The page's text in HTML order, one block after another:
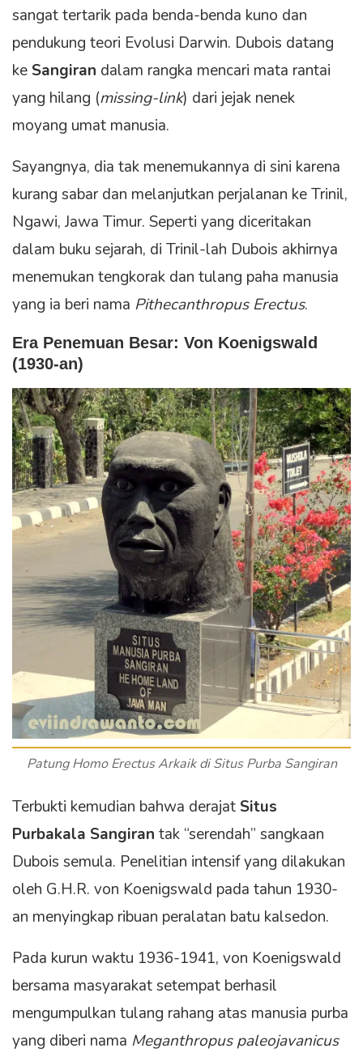
sangat tertarik pada benda-benda kuno dan
pendukung teori Evolusi Darwin. Dubois datang
ke Sangiran dalam rangka mencari mata rantai
yang hilang (missing-link) dari jejak nenek
moyang umat manusia.
Sayangnya, dia tak menemukannya di sini karena
kurang sabar dan melanjutkan perjalanan ke Trinil,
Ngawi, Jawa Timur. Seperti yang diceritakan
dalam buku sejarah, di Trinil-lah Dubois akhirnya
menemukan tengkorak dan tulang paha manusia
yang ia beri nama Pithecanthropus Erectus.
Era Penemuan Besar: Von Koenigswald
(1930-an)
Patung Homo Erectus Arkaik di Situs Purba Sangiran
Terbukti kemudian bahwa derajat Situs
Purbakala Sangiran tak “serendah” sangkaan
Dubois semula. Penelitian intensif yang dilakukan
oleh G.H.R. von Koenigswald pada tahun 1930-
an menyingkap ribuan peralatan batu kalsedon.
Pada kurun waktu 1936-1941, von Koenigswald
bersama masyarakat setempat berhasil
mengumpulkan tulang rahang atas manusia purba
yang diberi nama Meganthropus paleojavanicus